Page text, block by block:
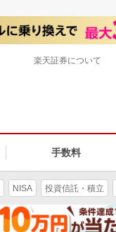
手数料
楽天証券について
NISA 投資信託・積立